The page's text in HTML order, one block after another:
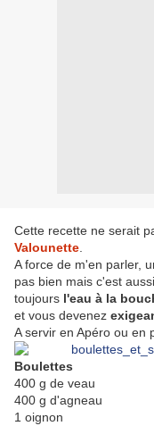
Cette recette ne serait
Valounette
A force de m'en parler,
pas bien mais c'est
toujours l'eau à la
et vous devenez
A servir en Apéro ou en
Boulettes
400 g de veau
400 g d'agneau
1 oignon